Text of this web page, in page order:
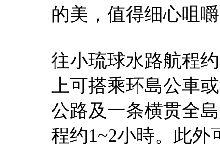
的美，值得细心咀
往小琉球水路航程
上可搭乘环島公車
公路及一条横贯全
程约1~2小時。此外